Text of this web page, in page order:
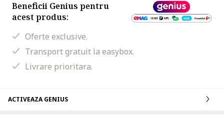
Beneficii Genius pentru
acest produs:
Oferte exclusive.
Transport gratuit la easybox.
Livrare prioritara.
ACTIVEAZA GENIUS